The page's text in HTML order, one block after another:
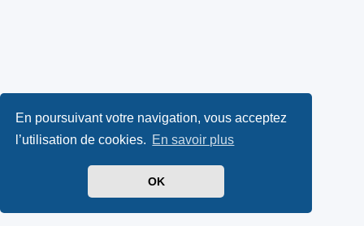
En poursuivant votre navigation, vous acceptez
l’utilisation de cookies. En savoir plus
OK